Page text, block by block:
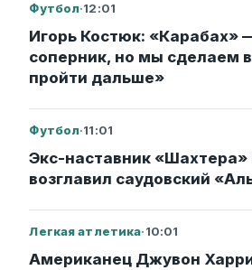
Футбол·12:01
Игорь Костюк: «Карабах»
соперник, но мы сделаем
пройти дальше»
Футбол·11:01
Экс-наставник
возглавил саудовский
Легкая атлетика·10:01
Американец Джувон